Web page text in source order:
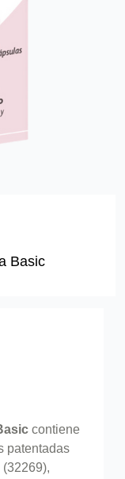
Basic
contiene
patentadas